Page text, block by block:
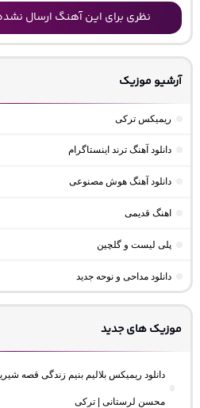
نظری برای این آهنگ ارسال
آرشیو موزیک
ریمیکس ترکی
دانلود آهنگ ترند اینستاگرام
دانلود آهنگ هوش مصنوعی
اهنگ قدیمی
پلی لیست و گلچین
دانلود مداحی و نوحه جدید
موزیک های جدید
دانلود ریمیکس بلالیم بنیم زندگی قصه
محسن لرستانی | ترکی